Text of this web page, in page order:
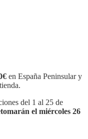
en España Peninsular y
del 1 al 25 de
el miércoles 26